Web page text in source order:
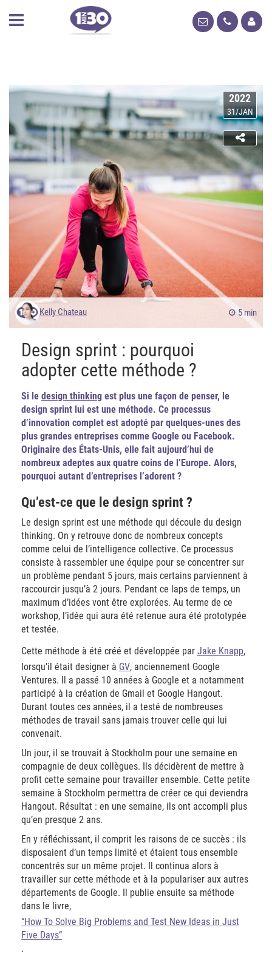
2022
31/JAN
Kelly Chateau 5 min
Design sprint : pourquoi
adopter cette méthode ?
Si le design thinking est plus une façon de penser, le
design sprint lui est une méthode. Ce processus
d’innovation complet est adopté par quelques-unes des
plus grandes entreprises comme Google ou Facebook.
Originaire des États-Unis, elle fait aujourd’hui de
nombreux adeptes aux quatre coins de l’Europe. Alors,
pourquoi autant d’entreprises l’adorent ?
Qu’est-ce que le design sprint ?
Le design sprint est une méthode qui découle du design
thinking. On y retrouve donc de nombreux concepts
comme celui de l’intelligence collective. Ce processus
consiste à rassembler une équipe pour se concentrer sur
un problème pendant 5 jours, mais certains parviennent à
raccourcir jusqu’à 2 jours. Pendant ce laps de temps, un
maximum d’idées vont être explorées. Au terme de ce
workshop, l’idée qui aura été retenue aura été prototypée
et testée.
Cette méthode à été créé et développée par Jake Knapp,
lorsqu’il était designer à GV, anciennement Google
Ventures. Il a passé 10 années à Google et a notamment
participé à la création de Gmail et Google Hangout.
Durant toutes ces années, il a testé de nombreuses
méthodes de travail sans jamais trouver celle qui lui
convenait.
Un jour, il se trouvait à Stockholm pour une semaine en
compagnie de deux collègues. Ils décidèrent de mettre à
profit cette semaine pour travailler ensemble. Cette petite
semaine à Stockholm permettra de créer ce qui deviendra
Hangout. Résultat : en une semaine, ils ont accompli plus
qu’en presque 2 ans.
En y réfléchissant, il comprit les raisons de ce succès : ils
disposaient d’un temps limité et étaient tous ensemble
concentrés sur un même projet. Il continua alors à
travailler sur cette méthode et à la populariser aux autres
départements de Google. Il publie ensuite sa méthode
dans le livre,
“How To Solve Big Problems and Test New Ideas in Just
Five Days”
.